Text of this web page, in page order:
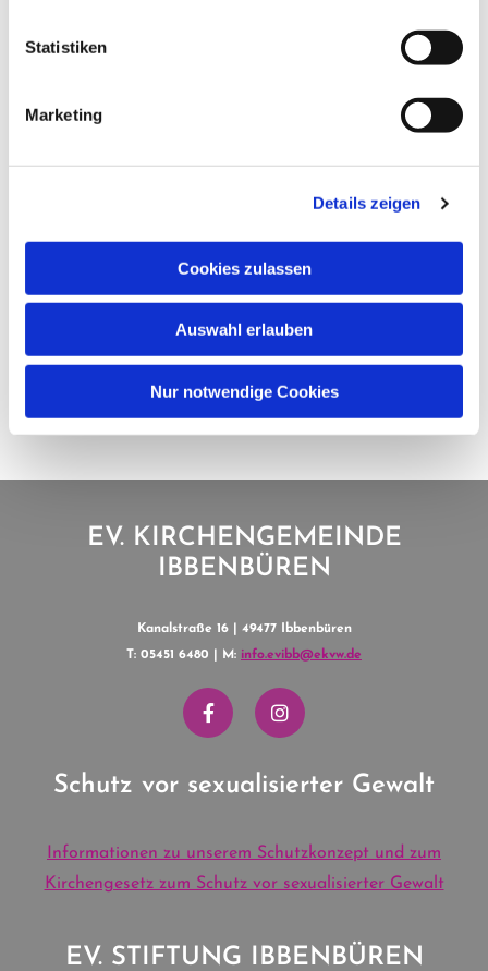
Statistiken
Marketing
Details zeigen
Cookies zulassen
Auswahl erlauben
Nur notwendige Cookies
EV. KIRCHENGEMEINDE
IBBENBÜREN
Kanalstraße 16 | 49477 Ibbenbüren
T: 05451 6480 | M: info.evibb@ekvw.de
Schutz vor sexualisierter Gewalt
Informationen zu unserem Schutzkonzept und zum
Kirchengesetz zum Schutz vor sexualisierter Gewalt
EV. STIFTUNG IBBENBÜREN